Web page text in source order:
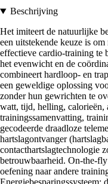
Beschrijving
Het imiteert de natuurlijke
een uitstekende keuze is
effectieve cardio-training te
het evenwicht en de
combineert hardloop- en
een geweldige oplossing
zonder hun gewrichten te
watt, tijd, helling, calorieën,
trainingssamenvatting,
gecodeerde draadloze
hartslagontvanger
contacthartslagtechnologie
betrouwbaarheid. On-the-
oefening naar andere